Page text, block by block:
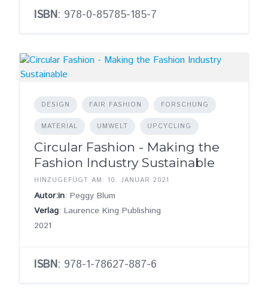
ISBN: 978-0-85785-185-7
DESIGN FAIR FASHION FORSCHUNG
MATERIAL UMWELT UPCYCLING
Circular Fashion - Making the
Fashion Industry Sustainable
HINZUGEFÜGT AM: 10. JANUAR 2021
Autor:in: Peggy Blum
Verlag: Laurence King Publishing
2021
ISBN: 978-1-78627-887-6